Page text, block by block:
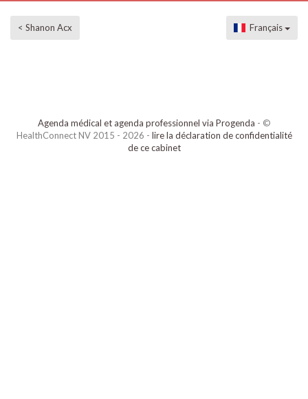
< Shanon Acx Français
Agenda médical et agenda professionnel via Progenda - ©
HealthConnect NV 2015 - 2026 - lire la déclaration de confidentialité
de ce cabinet